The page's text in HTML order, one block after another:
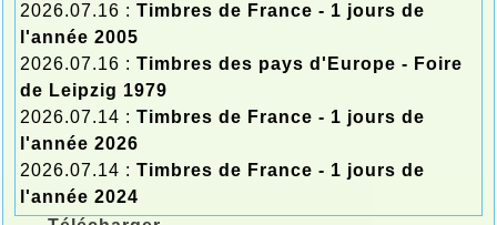
2026.07.16 : Timbres de France - 1 jours de
l'année 2005
2026.07.16 : Timbres des pays d'Europe - Foire
de Leipzig 1979
2026.07.14 : Timbres de France - 1 jours de
l'année 2026
2026.07.14 : Timbres de France - 1 jours de
l'année 2024